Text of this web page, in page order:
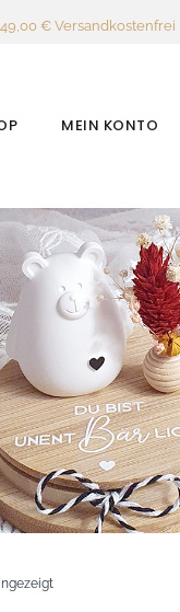
€ Versandkostenfrei
MEIN KONTO
Nach